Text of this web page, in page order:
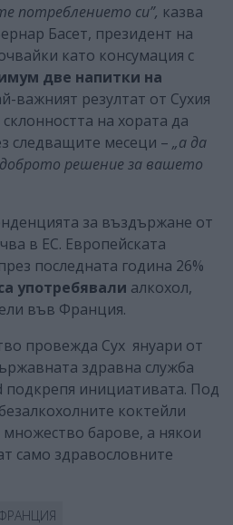
потреблението си”, казва
Басет, президент на
като консумация с
две напитки на
важният резултат от Сухия
на хората да
следващите месеци – „а да
решение за вашето
за въздържане от
в ЕС. Европейската
последната година 26%
употребявали алкохол,
във Франция.
провежда Сух януари от
здравна служба
подкрепя инициативата. Под
безалкохолните коктейли
множество барове, а някои
само здравословните